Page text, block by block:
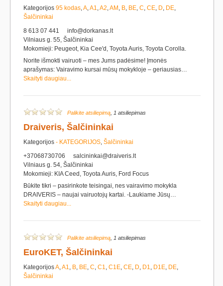
Kategorijos 95 kodas,A,A1,A2,AM , B, BE, C, CE, D, DE,
Šalčininkai
8 613 07 441
info@dorkanas.lt
Vilniaus g. 55, Šalčininkai
Mokomieji: Peugeot, Kia Cee'd, Toyota Auris, Toyota Corolla.
Norite išmokti vairuoti – mes Jums padėsime! Įmonės
aprašymas: Vairavimo kursai mūsų mokykloje – geriausias…
Skaityti daugiau...
Palikite atsiliepimą , 1 atsiliepimas
Draiveris, Šalčininkai
Kategorijos - KATEGORIJOS, Šalčininkai
+37068730706
salcininkai@draiveris.lt
Vilniaus g. 54, Šalčininkai
Mokomieji: KIA Ceed, Toyota Auris, Ford Focus
Būkite tikri – pasirinkote teisingai, nes vairavimo mokykla
DRAIVERIS – naujai vairuotojų kartai. -Laukiame Jūsų…
Skaityti daugiau...
Palikite atsiliepimą , 1 atsiliepimas
EuroKET, Šalčininkai
KategorijosA,A1, B, BE, C, C1, C1E, CE, D, D1, D1E, DE,
Šalčininkai